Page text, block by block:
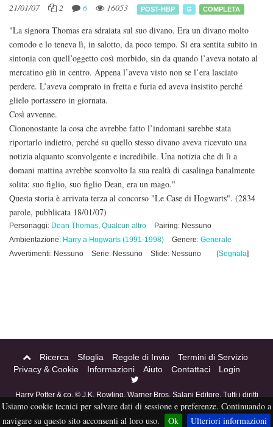
21/01/07 2 6 16053 POST-HBP G COMPLETA
"La signora Thomas era sdraiata sul suo divano. Era un divano molto
comodo e lo teneva lì, in salotto, da poco tempo. Si era sentita subito in
sintonia con quell’oggetto così morbido, sin da quando l’aveva notato al
mercatino giù in centro. Appena l’aveva visto non se l’era lasciato
perdere. L’aveva comprato in fretta e furia ed aveva insistito perché
glielo portassero in giornata.
Così avvenne.
Ciononostante la cosa che avrebbe fatto l’indomani sarebbe stata
riportarlo indietro, perché su quello stesso divano aveva ricevuto una
notizia alquanto sconvolgente e incredibile. Una notizia che di lì a
domani mattina avrebbe sconvolto la sua realtà di casalinga banalmente
solita: suo figlio, suo figlio Dean, era un mago."
Questa storia è arrivata terza al concorso "Le Case di Hogwarts". (2834
parole, pubblicata 18/01/07)
Personaggi: Dean Thomas, Qualcun altro
Pairing: Nessuno
Ambientazione: Harry a Hogwarts (1991-1998) Genere: Generale
Avvertimenti: Nessuno
Serie: Nessuno Sfide: Nessuno [Segnala]
Ricerca Sfoglia Regole di Invio
Termini di Servizio
Privacy & Cookie
Informazioni Aiuto Contattaci Login
Harry Potter & co. © J.K. Rowling, Warner Bros, Salani Editore. Tutti i diritti
riservati. Acciofanfiction © 2004-2016. Questo sito non è a scopo di lucro,
tutti i materiali in esso contenuti sono stati creati per puro divertimento, e
Usiamo cookie tecnici per salvare dati di sessione e preferenze. Continuando a
navigare su questo sito acconsenti al loro uso.
Ok Ulteriori informazioni